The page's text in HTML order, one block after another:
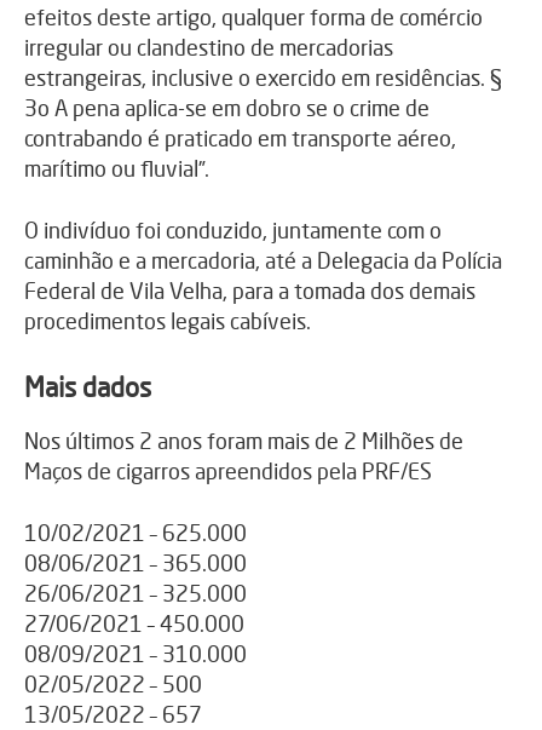
efeitos deste artigo, qualquer forma de comércio
irregular ou clandestino de mercadorias
estrangeiras, inclusive o exercido em residências. §
3o A pena aplica-se em dobro se o crime de
contrabando é praticado em transporte aéreo,
marítimo ou fluvial”.
O indivíduo foi conduzido, juntamente com o
caminhão e a mercadoria, até a Delegacia da Polícia
Federal de Vila Velha, para a tomada dos demais
procedimentos legais cabíveis.
Mais dados
Nos últimos 2 anos foram mais de 2 Milhões de
Maços de cigarros apreendidos pela PRF/ES
10/02/2021 – 625.000
08/06/2021 – 365.000
26/06/2021 – 325.000
27/06/2021 – 450.000
08/09/2021 – 310.000
02/05/2022 – 500
13/05/2022 – 657